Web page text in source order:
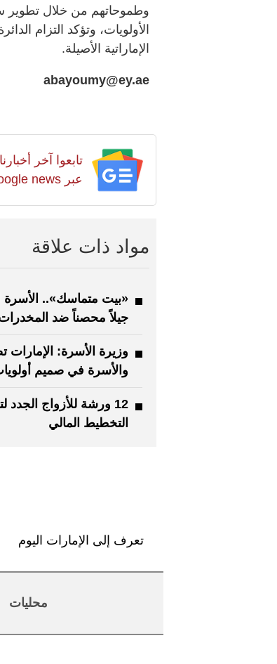
وطموحاتهم من خلال تطوير
الأولويات، وتؤكد التزام
الإماراتية الأصيلة.
abayoumy@ey.ae
تابعوا آخر
عبر Google news
مواد ذات علاقة
«بيت متماسك».. الأسرة
جيلاً محصناً ضد
وزيرة الأسرة: الإمارات
والأسرة في صميم
12 ورشة للأزواج الجدد
التخطيط المالي
تعرف إلى الإمارات اليوم
محليات